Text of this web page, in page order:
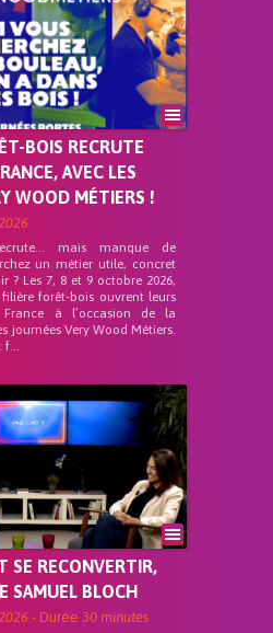
BOIS RECRUTE
AVEC LES
WOOD MÉTIERS !
mais manque de
un métier utile, concret
? Les 7, 8 et 9 octobre 2026,
forêt-bois ouvrent leurs
à l’occasion de la
journées Very Wood Métiers.
f...
SE RECONVERTIR,
SAMUEL BLOCH
- Durée 30 minutes